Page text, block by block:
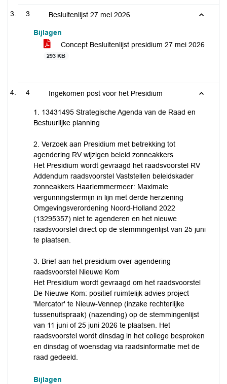
3 Besluitenlijst 27 mei 2026
Bijlagen
Concept Besluitenlijst presidium 27 mei 2026
293 KB
4 Ingekomen post voor het Presidium
1. 13431495 Strategische Agenda van de Raad en
Bestuurlijke planning
2. Verzoek aan Presidium met betrekking tot
agendering RV wijzigen beleid zonneakkers
Het Presidium wordt gevraagd het raadsvoorstel RV
Addendum raadsvoorstel Vaststellen beleidskader
zonneakkers Haarlemmermeer: Maximale
vergunningstermijn in lijn met derde herziening
Omgevingsverordening Noord-Holland 2022
(13295357) niet te agenderen en het nieuwe
raadsvoorstel direct op de stemmingenlijst van 25 juni
te plaatsen.
3. Brief aan het presidium over agendering
raadsvoorstel Nieuwe Kom
Het Presidium wordt gevraagd om het raadsvoorstel
De Nieuwe Kom: positief ruimtelijk advies project
'Mercator' te Nieuw-Vennep (inzake rechterlijke
tussenuitspraak) (nazending) op de stemmingenlijst
van 11 juni of 25 juni 2026 te plaatsen. Het
raadsvoorstel wordt dinsdag in het college besproken
en dinsdag of woensdag via raadsinformatie met de
raad gedeeld.
Bijlagen